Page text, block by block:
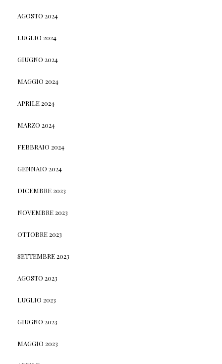
AGOSTO 2024
LUGLIO 2024
GIUGNO 2024
MAGGIO 2024
APRILE 2024
MARZO 2024
FEBBRAIO 2024
GENNAIO 2024
DICEMBRE 2023
NOVEMBRE 2023
OTTOBRE 2023
SETTEMBRE 2023
AGOSTO 2023
LUGLIO 2023
GIUGNO 2023
MAGGIO 2023